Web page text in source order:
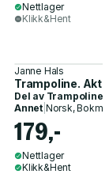
Nettlager
Klikk&Hent
Janne Hals
Trampoline.
Del av Trampoline
Annet| Norsk,
179,-
Nettlager
Klikk&Hent